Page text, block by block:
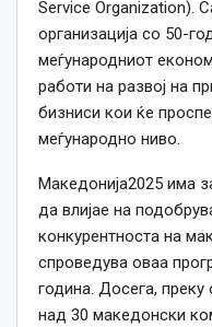
Service Organization).
организација со 50-
меѓународниот
работи на развој на
бизниси кои ќе
меѓународно ниво.
Македонија2025 има
да влијае на
конкурентноста на
спроведува оваа
година. Досега,
над 30 македонски